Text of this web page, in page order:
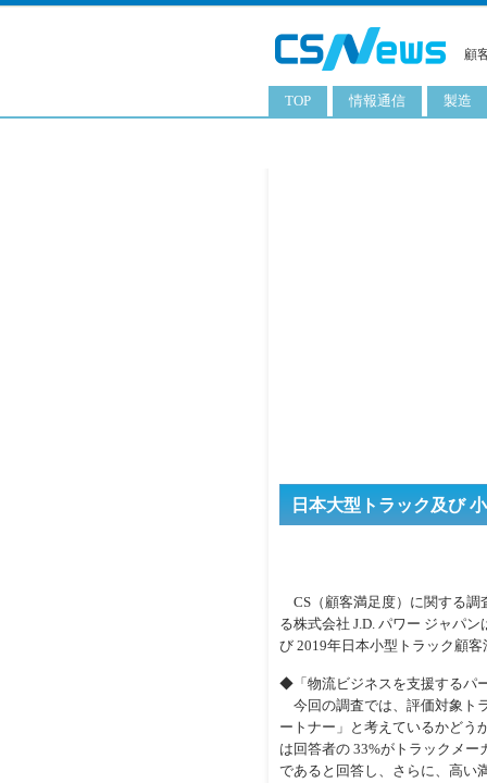
顧
TOP 情報通信 製造
日本大型トラック及び
CS（顧客満足度）に関する調
る株式会社 J.D. パワー ジャパ
び 2019年日本小型トラック顧
◆「物流ビジネスを支援するパ
今回の調査では、評価対象ト
ートナー」と考えているかどう
は回答者の 33%がトラックメ
であると回答し、さらに、高い